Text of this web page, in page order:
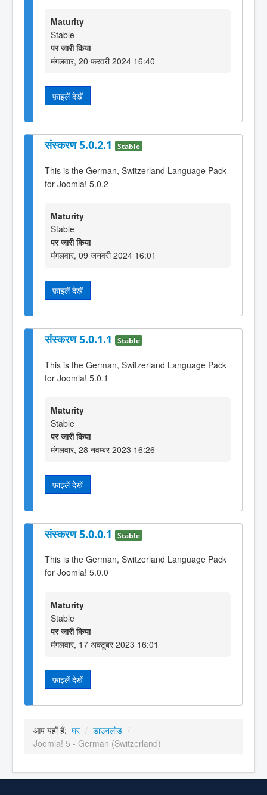
Maturity
Stable
पर जारी किया
मंगलवार, 20 फरवरी 2024 16:40
फ़ाइलें देखें
संस्करण 5.0.2.1 Stable
This is the German, Switzerland Language Pack
for Joomla! 5.0.2
Maturity
Stable
पर जारी किया
मंगलवार, 09 जनवरी 2024 16:01
फ़ाइलें देखें
संस्करण 5.0.1.1 Stable
This is the German, Switzerland Language Pack
for Joomla! 5.0.1
Maturity
Stable
पर जारी किया
मंगलवार, 28 नवम्बर 2023 16:26
फ़ाइलें देखें
संस्करण 5.0.0.1 Stable
This is the German, Switzerland Language Pack
for Joomla! 5.0.0
Maturity
Stable
पर जारी किया
मंगलवार, 17 अक्टूबर 2023 16:01
फ़ाइलें देखें
आप यहाँ हैं: घर / डाउनलोड /
Joomla! 5 - German (Switzerland)